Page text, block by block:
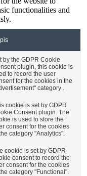
functionalities and
by the GDPR Cookie
plugin, this cookie is
to record the user
for the cookies in the
category .
cookie is set by GDPR
Consent plugin. The
is used to store the
consent for the cookies
category "Analytics".
cookie is set by GDPR
consent to record the
consent for the cookies
category "Functional".